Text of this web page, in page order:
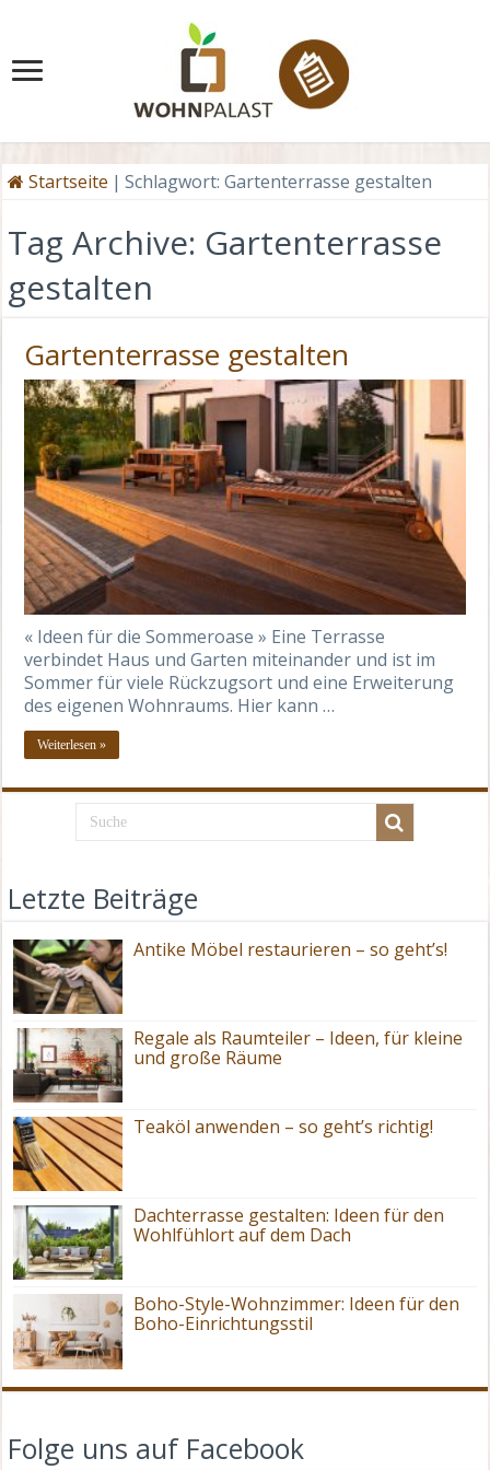
Startseite | Schlagwort:Gartenterrasse gestalten
Tag Archive: Gartenterrasse
gestalten
Gartenterrasse gestalten
« Ideen für die Sommeroase » Eine Terrasse
verbindet Haus und Garten miteinander und ist im
Sommer für viele Rückzugsort und eine Erweiterung
des eigenen Wohnraums. Hier kann …
Weiterlesen »
Letzte Beiträge
Antike Möbel restaurieren – so geht’s!
Regale als Raumteiler – Ideen, für kleine
und große Räume
Teaköl anwenden – so geht’s richtig!
Dachterrasse gestalten: Ideen für den
Wohlfühlort auf dem Dach
Boho-Style-Wohnzimmer: Ideen für den
Boho-Einrichtungsstil
Folge uns auf Facebook